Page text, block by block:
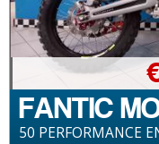
FANTIC
50 PERFORMANCE